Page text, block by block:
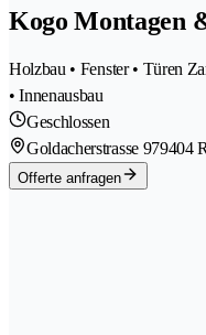
Kogo Montagen
Holzbau • Fenster • Türen
• Innenausbau
Geschlossen
Goldacherstrasse 979404
Offerte anfragen